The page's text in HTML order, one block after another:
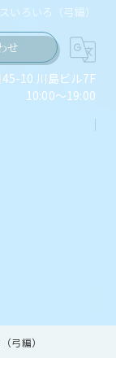
いろいろ（弓編）
せ
10 川島ビル7F
10:00～19:00
弓編）